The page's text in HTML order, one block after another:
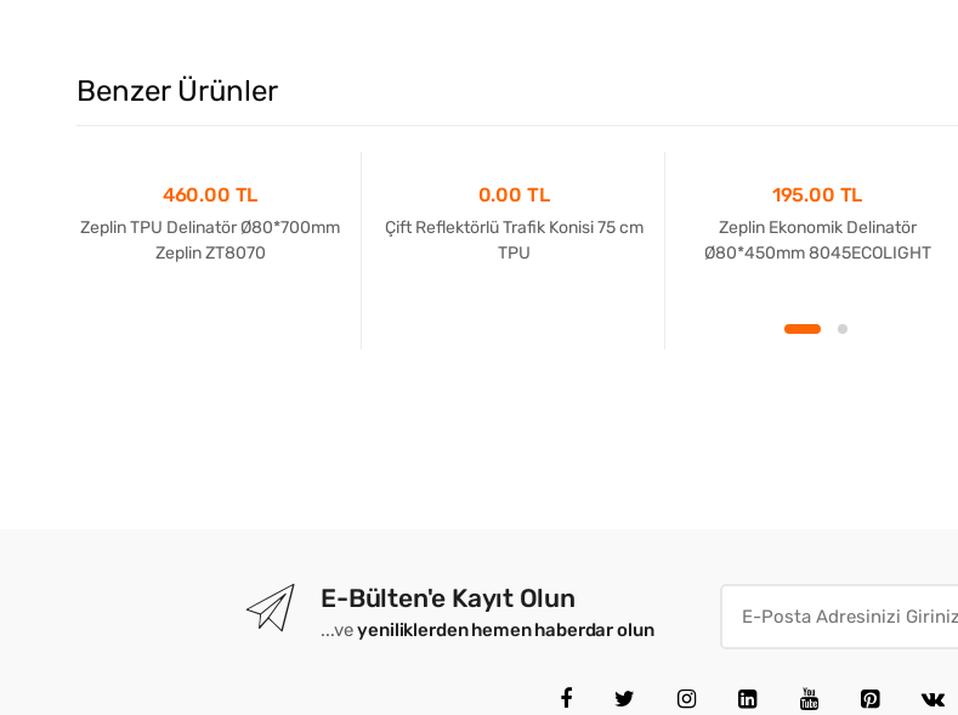
Benzer Ürünler
460.00 TL
Zeplin TPU Delinatör Ø80*700mm
Zeplin ZT8070
0.00 TL
Çift Reflektörlü Trafik Konisi 75 cm
TPU
195.00 TL
Zeplin Ekonomik Delinatör
Ø80*450mm 8045ECOLIGHT
E-Bülten'e Kayıt Olun
...veyeniliklerden hemen haberdar olun